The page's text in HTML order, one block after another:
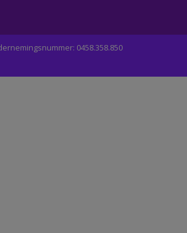
0458.358.850